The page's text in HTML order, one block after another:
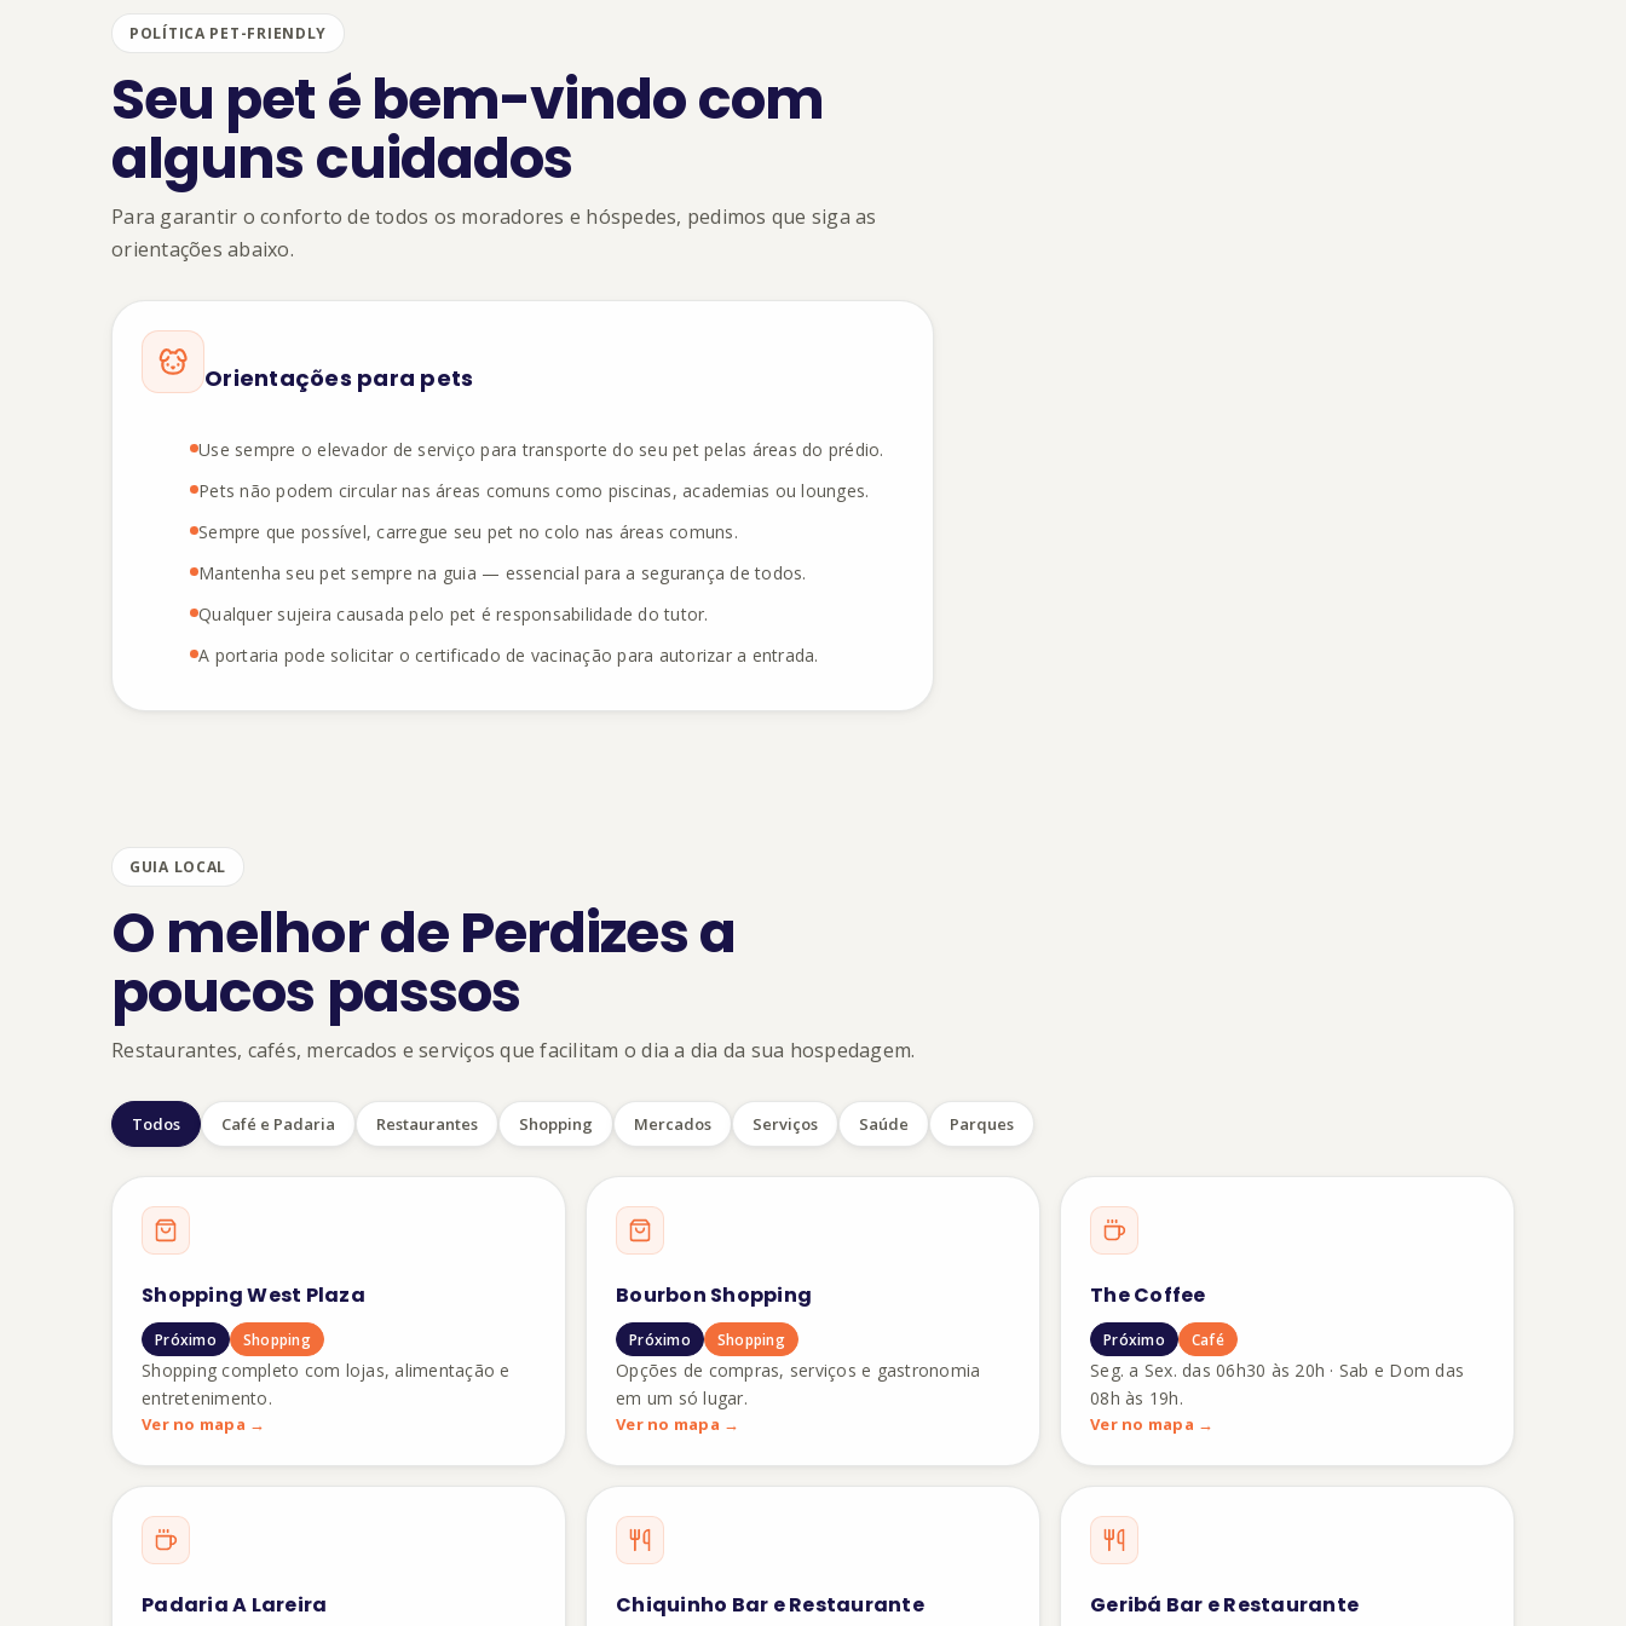
POLÍTICA PET-FRIENDLY
Seu pet é bem-vindo com
alguns cuidados
Para garantir o conforto de todos os moradores e hóspedes, pedimos que siga as
orientações abaixo.
Orientações para pets
Use sempre o elevador de serviço para transporte do seu pet pelas áreas do prédio.
Pets não podem circular nas áreas comuns como piscinas, academias ou lounges.
Sempre que possível, carregue seu pet no colo nas áreas comuns.
Mantenha seu pet sempre na guia — essencial para a segurança de todos.
Qualquer sujeira causada pelo pet é responsabilidade do tutor.
A portaria pode solicitar o certificado de vacinação para autorizar a entrada.
GUIA LOCAL
O melhor de Perdizes a
poucos passos
Restaurantes, cafés, mercados e serviços que facilitam o dia a dia da sua hospedagem.
Todos Café e Padaria Restaurantes Shopping Mercados Serviços Saúde Parques
Shopping West Plaza
Próximo Shopping
Shopping completo com lojas, alimentação e
entretenimento.
Ver no mapa →
Bourbon Shopping
Próximo Shopping
Opções de compras, serviços e gastronomia
em um só lugar.
Ver no mapa →
The Coffee
Próximo Café
Seg. a Sex. das 06h30 às 20h · Sab e Dom das
08h às 19h.
Ver no mapa →
Padaria A Lareira Chiquinho Bar e Restaurante Geribá Bar e Restaurante